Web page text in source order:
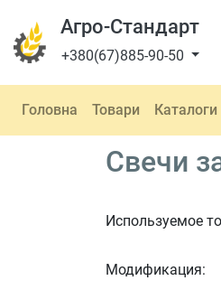
Агро-Стандарт
+380(67)885-90-50
Головна Товари Каталоги
Свечи
Используемое
Модификация: